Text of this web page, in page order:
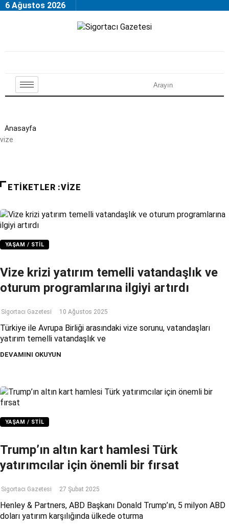
6 Ağustos 2026
Anasayfa
vize
ETIKETLER :VIZE
YAŞAM / STIL
Vize krizi yatırım temelli vatandaşlık ve
oturum programlarına ilgiyi artırdı
Sigortacı Gazetesi 10 Ağustos 2025
Türkiye ile Avrupa Birliği arasındaki vize sorunu, vatandaşları
yatırım temelli vatandaşlık ve
DEVAMINI OKUYUN
YAŞAM / STIL
Trump’ın altın kart hamlesi Türk
yatırımcılar için önemli bir fırsat
Sigortacı Gazetesi 27 Şubat 2025
Henley & Partners, ABD Başkanı Donald Trump’ın, 5 milyon ABD
doları yatırım karşılığında ülkede oturma